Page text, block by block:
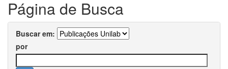
Página de Busca
Buscar em:
por